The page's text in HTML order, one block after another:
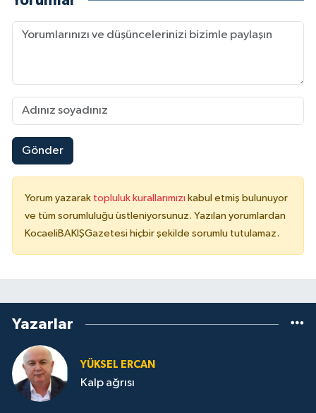
Gönder
Yorum yazarak topluluk kurallarımızı kabul etmiş bulunuyor
ve tüm sorumluluğu üstleniyorsunuz. Yazılan yorumlardan
KocaeliBAKIŞGazetesi hiçbir şekilde sorumlu tutulamaz.
Yazarlar
YÜKSEL ERCAN
Kalp ağrısı